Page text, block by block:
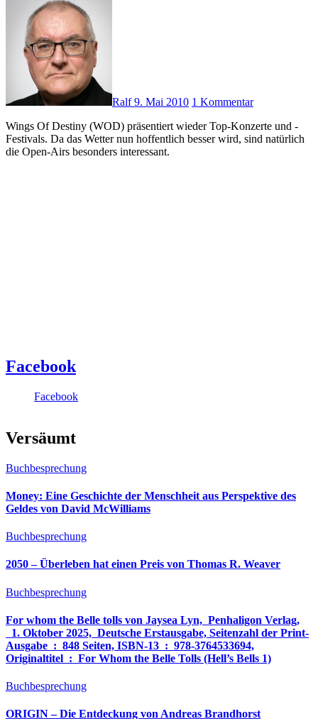
Ralf9. Mai 2010 1 Kommentar
Wings Of Destiny (WOD) präsentiert wieder Top-Konzerte und -
Festivals. Da das Wetter nun hoffentlich besser wird, sind natürlich
die Open-Airs besonders interessant.
Facebook
Facebook
Versäumt
Buchbesprechung
Money: Eine Geschichte der Menschheit aus Perspektive des
Geldes von David McWilliams
Buchbesprechung
2050 – Überleben hat einen Preis von Thomas R. Weaver
Buchbesprechung
For whom the Belle tolls von Jaysea Lyn, ‎ Penhaligon Verlag,
‎ 1. Oktober 2025, ‎ Deutsche Erstausgabe, Seitenzahl der Print-
Ausgabe ‏ : ‎ 848 Seiten, ISBN-13 ‏ : ‎ 978-3764533694,
Originaltitel ‏ : ‎ For Whom the Belle Tolls (Hell’s Bells 1)
Buchbesprechung
ORIGIN – Die Entdeckung von Andreas Brandhorst